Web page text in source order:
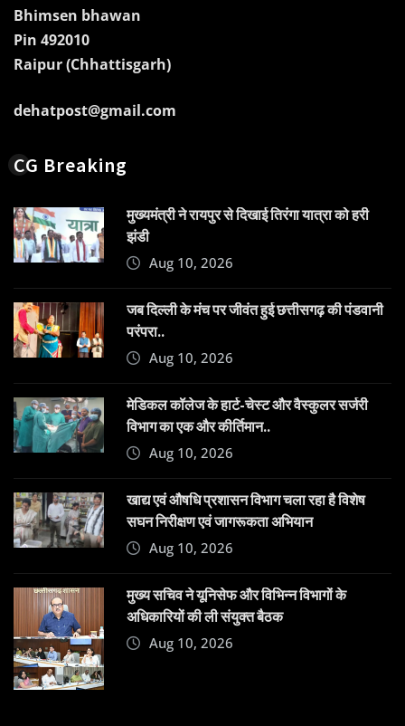
Bhimsen bhawan
Pin 492010
Raipur (Chhattisgarh)
dehatpost@gmail.com
CG Breaking
मुख्यमंत्री ने रायपुर से दिखाई तिरंगा यात्रा को हरी
झंडी
Aug 10, 2026
जब दिल्ली के मंच पर जीवंत हुई छत्तीसगढ़ की पंडवानी
परंपरा..
Aug 10, 2026
​मेडिकल कॉलेज के हार्ट-चेस्ट और वैस्कुलर सर्जरी
विभाग का एक और कीर्तिमान..
Aug 10, 2026
खाद्य एवं औषधि प्रशासन विभाग चला रहा है विशेष
सघन निरीक्षण एवं जागरूकता अभियान
Aug 10, 2026
मुख्य सचिव ने यूनिसेफ और विभिन्न विभागों के
अधिकारियों की ली संयुक्त बैठक
Aug 10, 2026